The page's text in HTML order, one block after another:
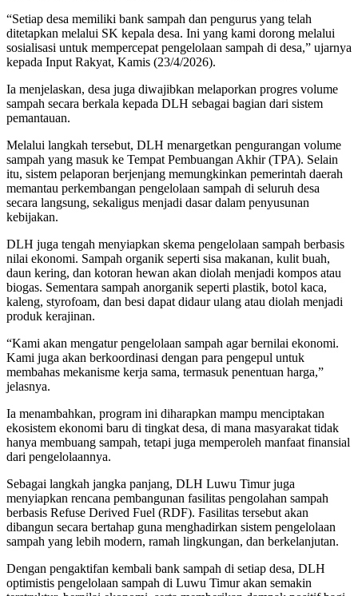
“Setiap desa memiliki bank sampah dan pengurus yang telah
ditetapkan melalui SK kepala desa. Ini yang kami dorong melalui
sosialisasi untuk mempercepat pengelolaan sampah di desa,” ujarnya
kepada Input Rakyat, Kamis (23/4/2026).
Ia menjelaskan, desa juga diwajibkan melaporkan progres volume
sampah secara berkala kepada DLH sebagai bagian dari sistem
pemantauan.
Melalui langkah tersebut, DLH menargetkan pengurangan volume
sampah yang masuk ke Tempat Pembuangan Akhir (TPA). Selain
itu, sistem pelaporan berjenjang memungkinkan pemerintah daerah
memantau perkembangan pengelolaan sampah di seluruh desa
secara langsung, sekaligus menjadi dasar dalam penyusunan
kebijakan.
DLH juga tengah menyiapkan skema pengelolaan sampah berbasis
nilai ekonomi. Sampah organik seperti sisa makanan, kulit buah,
daun kering, dan kotoran hewan akan diolah menjadi kompos atau
biogas. Sementara sampah anorganik seperti plastik, botol kaca,
kaleng, styrofoam, dan besi dapat didaur ulang atau diolah menjadi
produk kerajinan.
“Kami akan mengatur pengelolaan sampah agar bernilai ekonomi.
Kami juga akan berkoordinasi dengan para pengepul untuk
membahas mekanisme kerja sama, termasuk penentuan harga,”
jelasnya.
Ia menambahkan, program ini diharapkan mampu menciptakan
ekosistem ekonomi baru di tingkat desa, di mana masyarakat tidak
hanya membuang sampah, tetapi juga memperoleh manfaat finansial
dari pengelolaannya.
Sebagai langkah jangka panjang, DLH Luwu Timur juga
menyiapkan rencana pembangunan fasilitas pengolahan sampah
berbasis Refuse Derived Fuel (RDF). Fasilitas tersebut akan
dibangun secara bertahap guna menghadirkan sistem pengelolaan
sampah yang lebih modern, ramah lingkungan, dan berkelanjutan.
Dengan pengaktifan kembali bank sampah di setiap desa, DLH
optimistis pengelolaan sampah di Luwu Timur akan semakin